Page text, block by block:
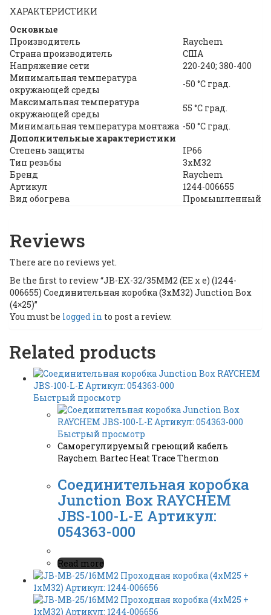
ХАРАКТЕРИСТИКИ
Основные
Производитель
Raychem
Страна производитель
США
Напряжение сети
220-240; 380-400
Минимальная температура
окружающей среды
-50 °С град.
Максимальная температура
окружающей среды
55 °С град.
Минимальная температура монтажа -50 °С град.
Дополнительные характеристики
Степень защиты
IP66
Тип резьбы
3xM32
Бренд
Raychem
Артикул
1244-006655
Вид обогрева
Промышленный
Reviews
There are no reviews yet.
Be the first to review “JB-EX-32/35MM2 (EE x e) (1244-
006655) Соединительная коробка (3xM32) Junction Box
(4×25)”
You must be logged in to post a review.
Related products
Быстрый просмотр
Быстрый просмотр
Саморегулируемый греющий кабель
Raychem Bartec Heat Trace Thermon
Соединительная коробка
Junction Box RAYCHEM
JBS-100-L-E Артикул:
054363-000
Read more